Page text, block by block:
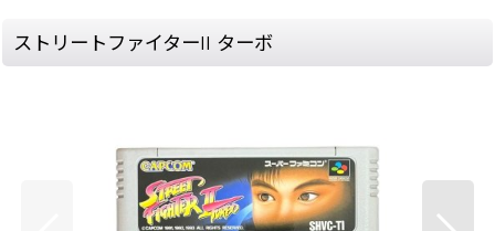
ストリートファイターII ターボ